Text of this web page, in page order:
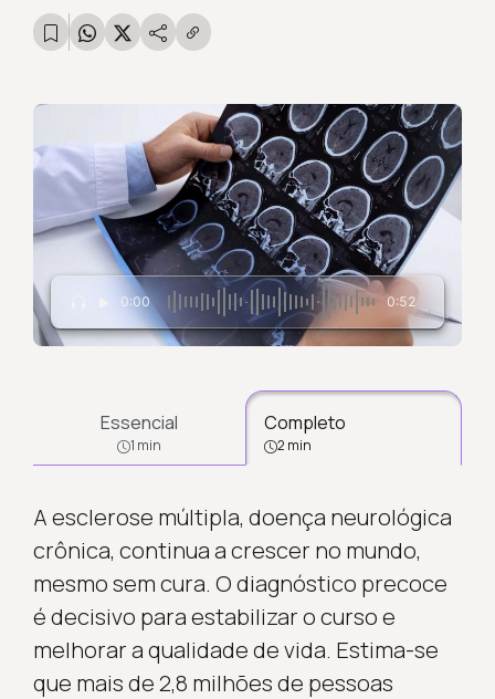
0:00 0:52
Essencial
1 min
Completo
2 min
A esclerose múltipla, doença neurológica
crônica, continua a crescer no mundo,
mesmo sem cura. O diagnóstico precoce
é decisivo para estabilizar o curso e
melhorar a qualidade de vida. Estima-se
que mais de 2,8 milhões de pessoas